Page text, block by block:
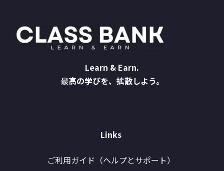
Learn & Earn.
最高の学びを、拡散しよう。
Links
ご利用ガイド（ヘルプとサポート）